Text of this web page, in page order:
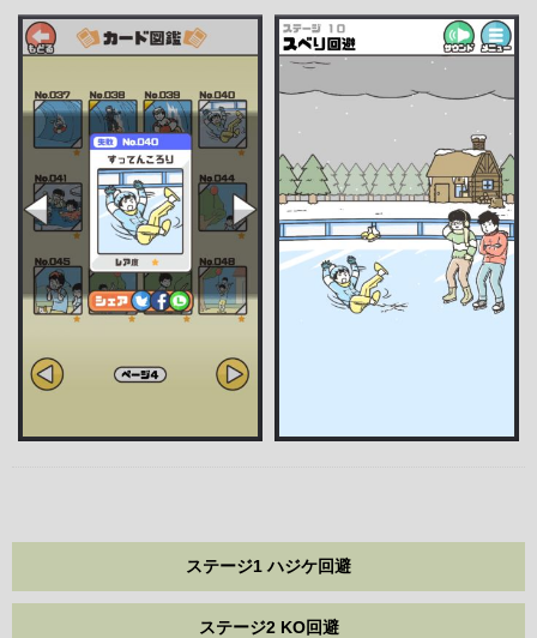
ステージ1 ハジケ回避
ステージ2 KO回避